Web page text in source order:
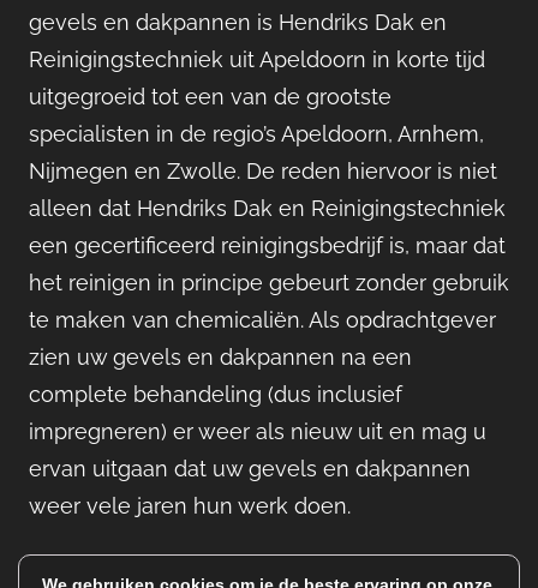
gevels en dakpannen is Hendriks Dak en
Reinigingstechniek uit Apeldoorn in korte tijd
uitgegroeid tot een van de grootste
specialisten in de regio’s Apeldoorn, Arnhem,
Nijmegen en Zwolle. De reden hiervoor is niet
alleen dat Hendriks Dak en Reinigingstechniek
een gecertificeerd reinigingsbedrijf is, maar dat
het reinigen in principe gebeurt zonder gebruik
te maken van chemicaliën. Als opdrachtgever
zien uw gevels en dakpannen na een
complete behandeling (dus inclusief
impregneren) er weer als nieuw uit en mag u
ervan uitgaan dat uw gevels en dakpannen
weer vele jaren hun werk doen.